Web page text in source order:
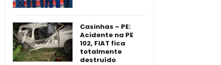
Casinhas – PE:
Acidente na PE
102, FIAT fica
totalmente
destruído